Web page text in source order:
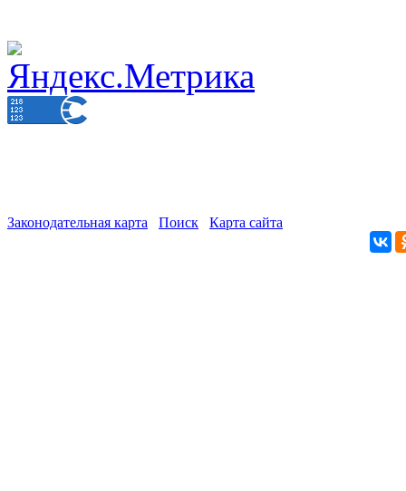
Законодательная карта Поиск Карта сайта